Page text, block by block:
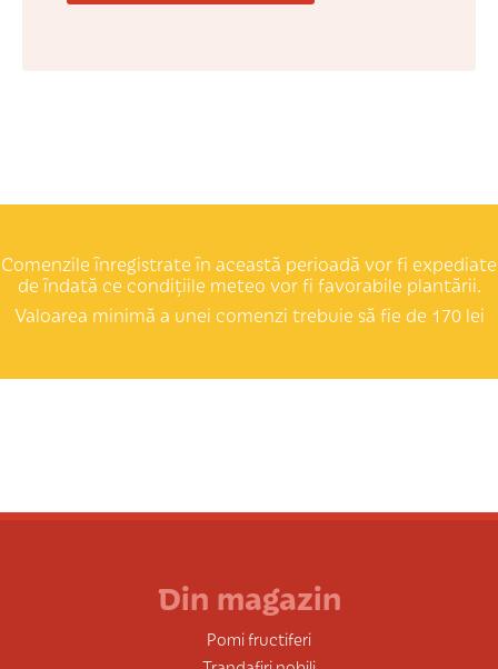
Comenzile înregistrate în această perioadă vor fi expediate
de îndată ce condițiile meteo vor fi favorabile plantării.
Valoarea minimă a unei comenzi trebuie să fie de 170 lei
Din magazin
Pomi fructiferi